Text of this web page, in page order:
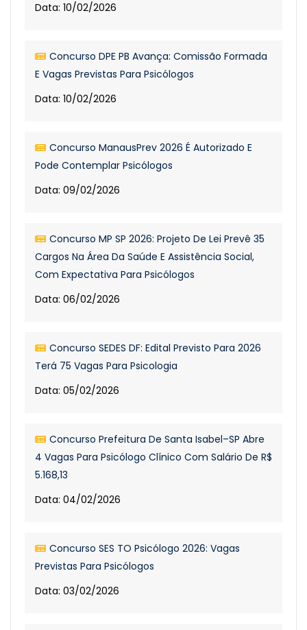
Data: 10/02/2026
Concurso DPE PB Avança: Comissão Formada
E Vagas Previstas Para Psicólogos
Data: 10/02/2026
Concurso ManausPrev 2026 É Autorizado E
Pode Contemplar Psicólogos
Data: 09/02/2026
Concurso MP SP 2026: Projeto De Lei Prevê 35
Cargos Na Área Da Saúde E Assistência Social,
Com Expectativa Para Psicólogos
Data: 06/02/2026
Concurso SEDES DF: Edital Previsto Para 2026
Terá 75 Vagas Para Psicologia
Data: 05/02/2026
Concurso Prefeitura De Santa Isabel–SP Abre
4 Vagas Para Psicólogo Clínico Com Salário De R$
5.168,13
Data: 04/02/2026
Concurso SES TO Psicólogo 2026: Vagas
Previstas Para Psicólogos
Data: 03/02/2026